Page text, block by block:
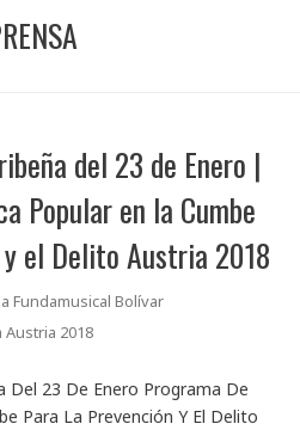
del 23 de Enero |
Popular en la Cumbe
el Delito Austria 2018
Fundamusical Bolívar
Austria 2018